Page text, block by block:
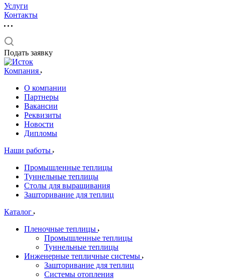
Услуги
Контакты
Подать заявку
Компания
О компании
Партнеры
Вакансии
Реквизиты
Новости
Дипломы
Наши работы
Промышленные теплицы
Туннельные теплицы
Столы для выращивания
Зашторивание для теплиц
Каталог
Пленочные теплицы
Промышленные теплицы
Туннельные теплицы
Инженерные тепличные системы
Зашторивание для теплиц
Системы отопления